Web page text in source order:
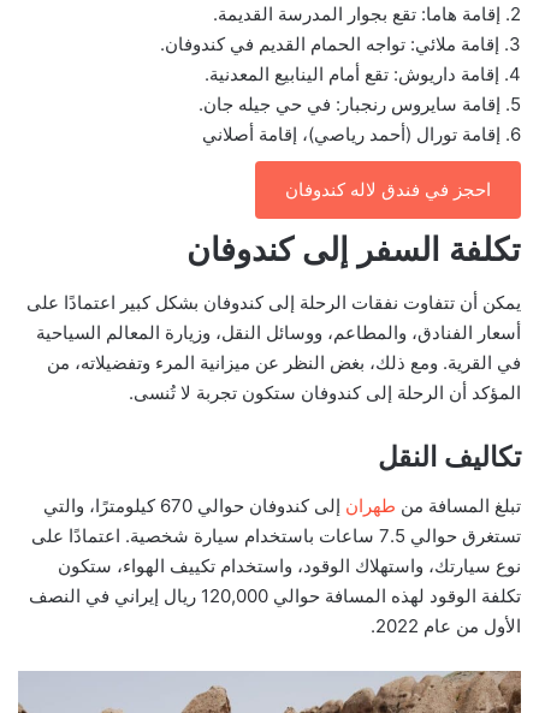
2. إقامة هاما: تقع بجوار المدرسة القديمة.
3. إقامة ملائي: تواجه الحمام القديم في كندوفان.
4. إقامة داريوش: تقع أمام الينابيع المعدنية.
5. إقامة سايروس رنجبار: في حي جيله جان.
6. إقامة تورال (أحمد رياصي)، إقامة أصلاني
احجز في فندق لاله كندوفان
تكلفة السفر إلى كندوفان
يمكن أن تتفاوت نفقات الرحلة إلى كندوفان بشكل كبير اعتمادًا على
أسعار الفنادق، والمطاعم، ووسائل النقل، وزيارة المعالم السياحية
في القرية. ومع ذلك، بغض النظر عن ميزانية المرء وتفضيلاته، من
المؤكد أن الرحلة إلى كندوفان ستكون تجربة لا تُنسى.
تكاليف النقل
تبلغ المسافة من طهران
إلى كندوفان حوالي 670 كيلومترًا، والتي
تستغرق حوالي 7.5 ساعات باستخدام سيارة شخصية. اعتمادًا على
نوع سيارتك، واستهلاك الوقود، واستخدام تكييف الهواء، ستكون
تكلفة الوقود لهذه المسافة حوالي 120,000 ريال إيراني في النصف
الأول من عام 2022.